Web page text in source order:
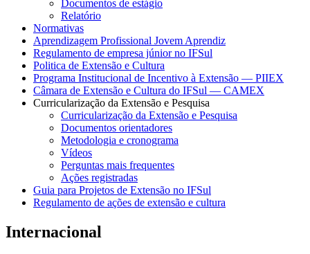
Documentos de estágio
Relatório
Normativas
Aprendizagem Profissional Jovem Aprendiz
Regulamento de empresa júnior no IFSul
Politica de Extensão e Cultura
Programa Institucional de Incentivo à Extensão — PIIEX
Câmara de Extensão e Cultura do IFSul — CAMEX
Curricularização da Extensão e Pesquisa
Curricularização da Extensão e Pesquisa
Documentos orientadores
Metodologia e cronograma
Vídeos
Perguntas mais frequentes
Ações registradas
Guia para Projetos de Extensão no IFSul
Regulamento de ações de extensão e cultura
Internacional